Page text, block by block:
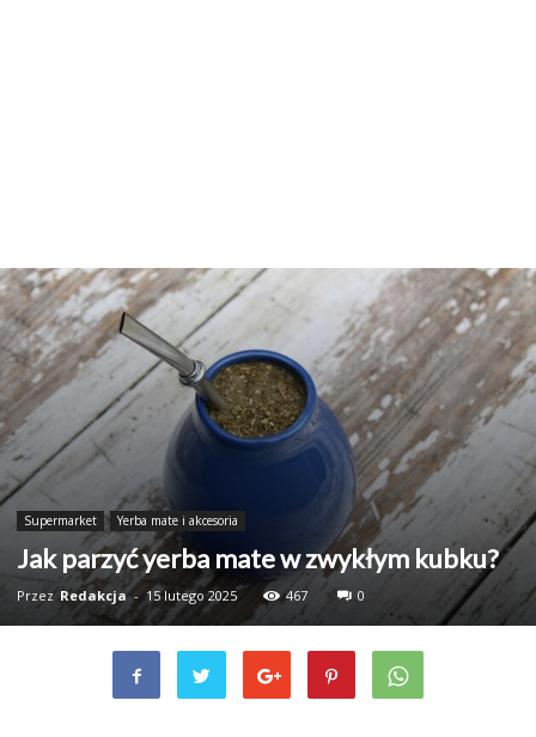
Supermarket Yerba mate i akcesoria
Jak parzyć yerba mate w zwykłym kubku?
Przez Redakcja - 15 lutego 2025 467 0